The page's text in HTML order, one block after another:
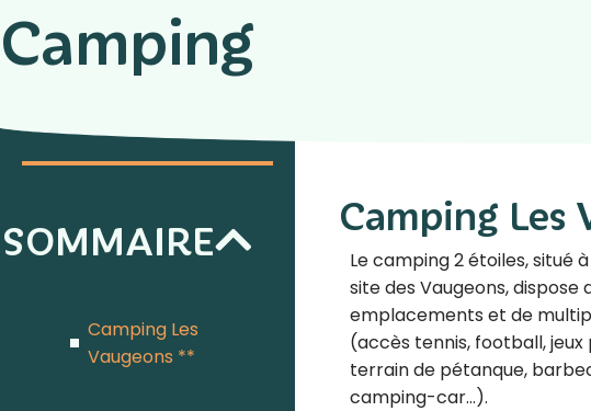
Camping
SOMMAIRE
Camping Les
Vaugeons **
Camping Les
Le camping 2 étoiles, situé
site des Vaugeons, dispose
emplacements et de
(accès tennis, football,
terrain de pétanque,
camping-car…).